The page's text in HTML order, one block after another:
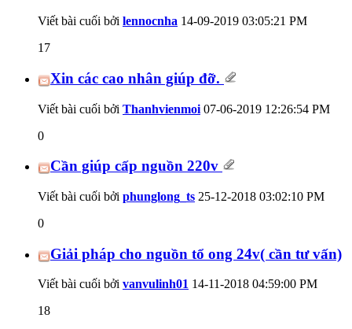
Viết bài cuối bởi lennocnha 14-09-2019 03:05:21 PM
17
Xin các cao nhân giúp đỡ.
Viết bài cuối bởi Thanhvienmoi 07-06-2019 12:26:54 PM
0
Cần giúp cấp nguồn 220v
Viết bài cuối bởi phunglong_ts 25-12-2018 03:02:10 PM
0
Giải pháp cho nguồn tổ ong 24v( cần tư vấn)
Viết bài cuối bởi vanvulinh01 14-11-2018 04:59:00 PM
18